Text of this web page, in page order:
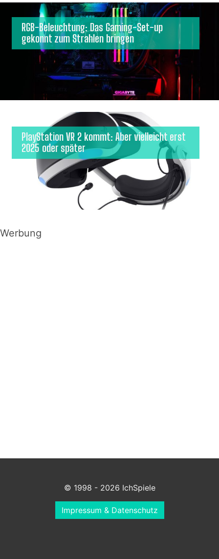
RGB-Beleuchtung: Das Gaming-Set-up
gekonnt zum Strahlen bringen
PlayStation VR 2 kommt: Aber vielleicht erst
2025 oder später
Werbung
© 1998 - 2026 IchSpiele
Impressum & Datenschutz